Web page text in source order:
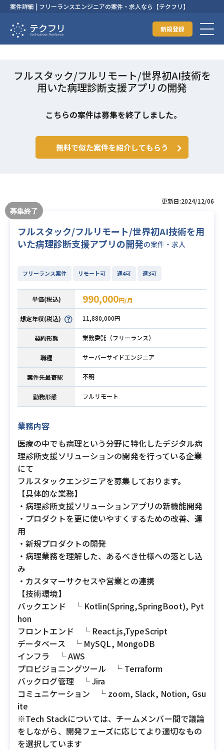
案件詳細 | フリーランスエンジニアの案件・求人なら【テクフリ】
新規登録
フルスタック/フルリモート/世界初AI技術を
用いた病理診断支援アプリの開発
こちらの案件は募集を終了しました。
無料で似た案件を紹介してもらう
更新日:2024/12/06
フルスタック/フルリモート/世界初AI技術を用
いた病理診断支援アプリの開発の案件・求人
フリーランス案件 リモート可 週4可 週3可
単価(税込) 990,000円/月
想定年収(税込) 11,880,000円
契約形態 業務委託（フリーランス）
職種 サーバーサイドエンジニア
案件先最寄駅 不明
勤務形態 フルリモート
業務内容
医療の中でも病理という分野に特化したデジタル病
理診断支援ソリューションの開発を行っている企業
にて
フルスタックエンジニアを募集しております。
【具体的な業務】
・病理診断支援ソリューションアプリの新機能開発
・プロダクトを更に使いやすくするための改善、運
用
・新規プロダクトの開発
・病理業務を理解した、あるべき仕様への落とし込
み
・カスタマーサクセスや営業との連携
【技術環境】
バックエンド └ Kotlin(Spring,SpringBoot), Pyt
hon
フロントエンド └ React.js,TypeScript
データベース └ MySQL, MongoDB
インフラ └ AWS
プロビジョニングツール └ Terraform
バックログ管理 └ Jira
コミュニケーション └ zoom, Slack, Notion, Gsu
ite
※Tech Stackについては、チームメンバー間で議論
をしながら、開発フェーズに応じてより適切なもの
を選択しています